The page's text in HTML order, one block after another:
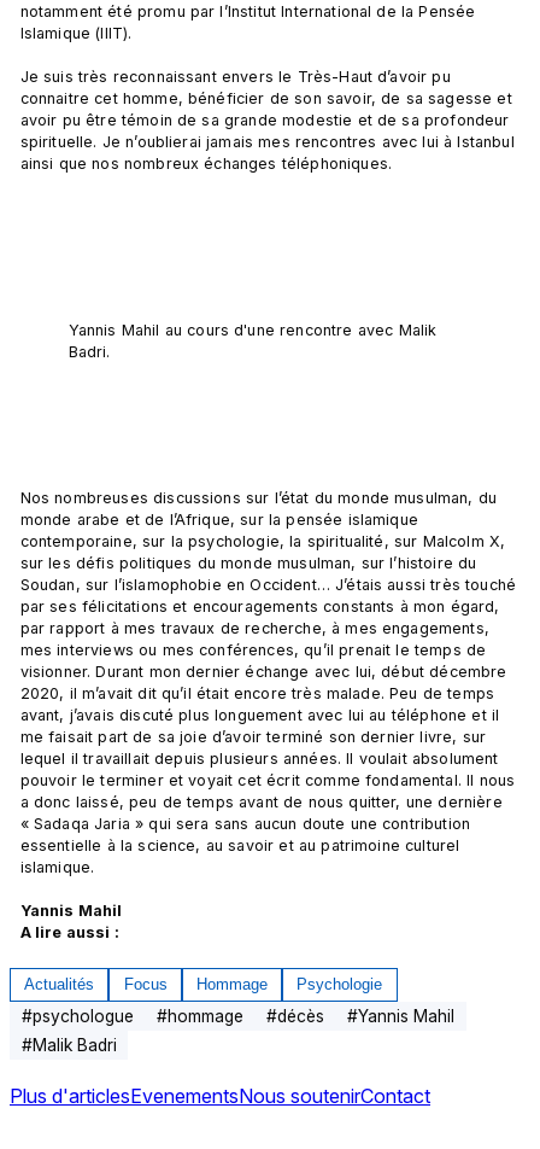
notamment été promu par l’Institut International de la Pensée
Islamique (IIIT).
Je suis très reconnaissant envers le Très-Haut d’avoir pu
connaitre cet homme, bénéficier de son savoir, de sa sagesse et
avoir pu être témoin de sa grande modestie et de sa profondeur
spirituelle. Je n’oublierai jamais mes rencontres avec lui à Istanbul
ainsi que nos nombreux échanges téléphoniques.
Yannis Mahil au cours d'une rencontre avec Malik
Badri.
Nos nombreuses discussions sur l’état du monde musulman, du
monde arabe et de l’Afrique, sur la pensée islamique
contemporaine, sur la psychologie, la spiritualité, sur Malcolm X,
sur les défis politiques du monde musulman, sur l’histoire du
Soudan, sur l’islamophobie en Occident… J’étais aussi très touché
par ses félicitations et encouragements constants à mon égard,
par rapport à mes travaux de recherche, à mes engagements,
mes interviews ou mes conférences, qu’il prenait le temps de
visionner. Durant mon dernier échange avec lui, début décembre
2020, il m’avait dit qu’il était encore très malade. Peu de temps
avant, j’avais discuté plus longuement avec lui au téléphone et il
me faisait part de sa joie d’avoir terminé son dernier livre, sur
lequel il travaillait depuis plusieurs années. Il voulait absolument
pouvoir le terminer et voyait cet écrit comme fondamental. Il nous
a donc laissé, peu de temps avant de nous quitter, une dernière
« Sadaqa Jaria » qui sera sans aucun doute une contribution
essentielle à la science, au savoir et au patrimoine culturel
islamique.
Yannis Mahil
A lire aussi :
Actualités Focus Hommage Psychologie
#psychologue #hommage #décès #Yannis Mahil
#Malik Badri
Plus d'articlesEvenementsNous soutenirContact